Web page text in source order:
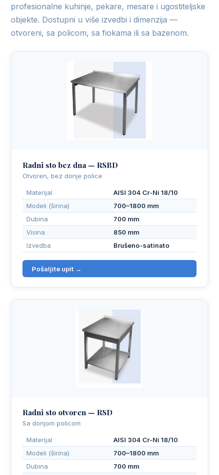
profesionalne kuhinje, pekare, mesare i ugostiteljske
objekte. Dostupni u više izvedbi i dimenzija —
otvoreni, sa policom, sa fiokama ili sa bazenom.
Radni sto bez dna — RSBD
Otvoren, bez donje police
Materijal
AISI 304 Cr-Ni 18/10
Modeli (širina)
700–1800 mm
Dubina
700 mm
Visina
850 mm
Izvedba
Brušeno-satinato
Pošaljite upit →
Radni sto otvoren — RSD
Sa donjom policom
Materijal
AISI 304 Cr-Ni 18/10
Modeli (širina)
700–1800 mm
Dubina
700 mm